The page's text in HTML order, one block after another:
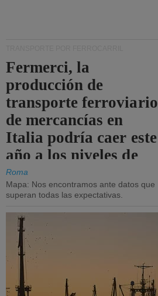
Fermerci, la
producción de
transporte ferroviario
de mercancías en
Italia podría caer este
año a los niveles de
2015.
Roma
Mapa: Nos encontramos ante datos que
superan todas las expectativas.